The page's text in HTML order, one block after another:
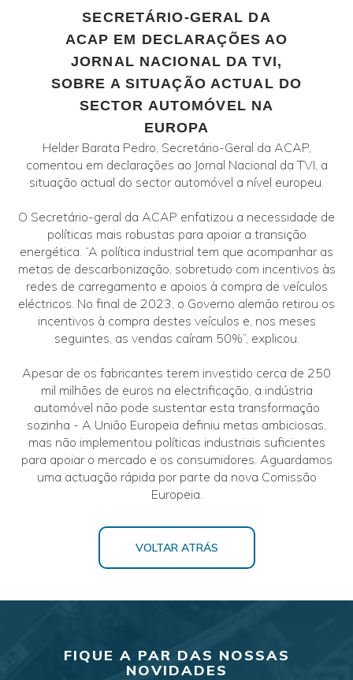
SECRETÁRIO-GERAL DA
ACAP EM DECLARAÇÕES AO
JORNAL NACIONAL DA TVI,
SOBRE A SITUAÇÃO ACTUAL DO
SECTOR AUTOMÓVEL NA
EUROPA
Helder Barata Pedro, Secretário-Geral da ACAP,
comentou em declarações ao Jornal Nacional da TVI, a
situação actual do sector automóvel a nível europeu.
O Secretário-geral da ACAP enfatizou a necessidade de
políticas mais robustas para apoiar a transição
energética. “A política industrial tem que acompanhar as
metas de descarbonização, sobretudo com incentivos às
redes de carregamento e apoios à compra de veículos
eléctricos. No final de 2023, o Governo alemão retirou os
incentivos à compra destes veículos e, nos meses
seguintes, as vendas caíram 50%”, explicou.
Apesar de os fabricantes terem investido cerca de 250
mil milhões de euros na electrificação, a indústria
automóvel não pode sustentar esta transformação
sozinha - A União Europeia definiu metas ambiciosas,
mas não implementou políticas industriais suficientes
para apoiar o mercado e os consumidores. Aguardamos
uma actuação rápida por parte da nova Comissão
Europeia.
VOLTAR ATRÁS
FIQUE A PAR DAS NOSSAS
NOVIDADES